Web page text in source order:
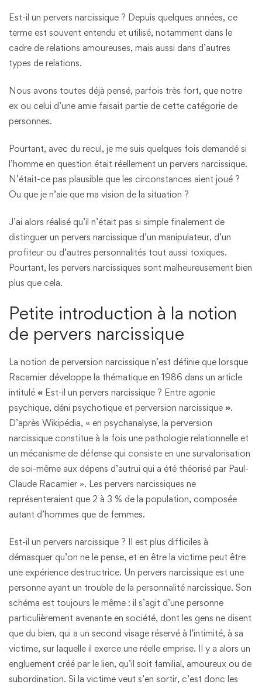
Est-il un pervers narcissique ? Depuis quelques années, ce
terme est souvent entendu et utilisé, notamment dans le
cadre de relations amoureuses, mais aussi dans d’autres
types de relations.
Nous avons toutes déjà pensé, parfois très fort, que notre
ex ou celui d’une amie faisait partie de cette catégorie de
personnes.
Pourtant, avec du recul, je me suis quelques fois demandé si
l’homme en question était réellement un pervers narcissique.
N’était-ce pas plausible que les circonstances aient joué ?
Ou que je n’aie que ma vision de la situation ?
J’ai alors réalisé qu’il n’était pas si simple finalement de
distinguer un pervers narcissique d’un manipulateur, d’un
profiteur ou d’autres personnalités tout aussi toxiques.
Pourtant, les pervers narcissiques sont malheureusement bien
plus que cela.
Petite introduction à la notion
de pervers narcissique
La notion de perversion narcissique n’est définie que lorsque
Racamier développe la thématique en 1986 dans un article
intitulé « Est-il un pervers narcissique ? Entre agonie
psychique, déni psychotique et perversion narcissique ».
D’après Wikipédia, « en psychanalyse, la perversion
narcissique constitue à la fois une pathologie relationnelle et
un mécanisme de défense qui consiste en une survalorisation
de soi-même aux dépens d’autrui qui a été théorisé par Paul-
Claude Racamier ». Les pervers narcissiques ne
représenteraient que 2 à 3 % de la population, composée
autant d’hommes que de femmes.
Est-il un pervers narcissique ? Il est plus difficiles à
démasquer qu’on ne le pense, et en être la victime peut être
une expérience destructrice. Un pervers narcissique est une
personne ayant un trouble de la personnalité narcissique. Son
schéma est toujours le même : il s’agit d’une personne
particulièrement avenante en société, dont les gens ne disent
que du bien, qui a un second visage réservé à l’intimité, à sa
victime, sur laquelle il exerce une réelle emprise. Il y a alors un
engluement créé par le lien, qu’il soit familial, amoureux ou de
subordination. Si la victime veut s’en sortir, c’est donc les